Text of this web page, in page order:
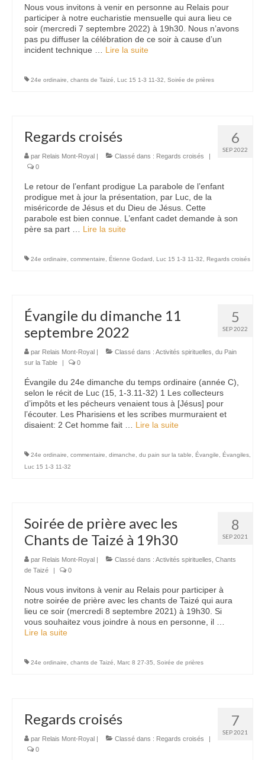
Nous vous invitons à venir en personne au Relais pour
participer à notre eucharistie mensuelle qui aura lieu ce
soir (mercredi 7 septembre 2022) à 19h30. Nous n’avons
pas pu diffuser la célébration de ce soir à cause d’un
incident technique … Lire la suite­­
24e ordinaire chants de Taizé Luc 15 1-3 11-32 Soirée de prières
6
SEP 2022
Regards croisés
par Relais Mont-Royal | Classé dans : Regards croisés
|
0
Le retour de l’enfant prodigue La parabole de l’enfant
prodigue met à jour la présentation, par Luc, de la
miséricorde de Jésus et du Dieu de Jésus. Cette
parabole est bien connue. L’enfant cadet demande à son
père sa part … Lire la suite­­
24e ordinaire commentaire Étienne Godard Luc 15 1-3 11-32 Regards croisés
5
SEP 2022
Évangile du dimanche 11
septembre 2022
par Relais Mont-Royal | Classé dans : Activités spirituelles du Pain
sur la Table
| 0
Évangile du 24e dimanche du temps ordinaire (année C),
selon le récit de Luc (15, 1-3.11-32) 1 Les collecteurs
d’impôts et les pécheurs venaient tous à [Jésus] pour
l’écouter. Les Pharisiens et les scribes murmuraient et
disaient: 2 Cet homme fait … Lire la suite­­
24e ordinaire commentaire dimanche du pain sur la table Évangile Évangiles
Luc 15 1-3 11-32
8
SEP 2021
Soirée de prière avec les
Chants de Taizé à 19h30
par Relais Mont-Royal | Classé dans : Activités spirituelles Chants
de Taizé
| 0
Nous vous invitons à venir au Relais pour participer à
notre soirée de prière avec les chants de Taizé qui aura
lieu ce soir (mercredi 8 septembre 2021) à 19h30. Si
vous souhaitez vous joindre à nous en personne, il …
Lire la suite­­
24e ordinaire chants de Taizé Marc 8 27-35 Soirée de prières
7
SEP 2021
Regards croisés
par Relais Mont-Royal | Classé dans : Regards croisés
|
0